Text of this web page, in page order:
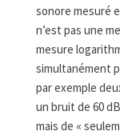
sonore mesuré
n’est pas une
mesure
simultanément
par exemple
un bruit de 60
mais de «